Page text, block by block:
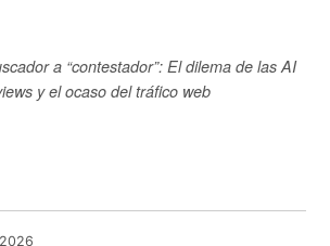
a “contestador”: El dilema de las AI
y el ocaso del tráfico web